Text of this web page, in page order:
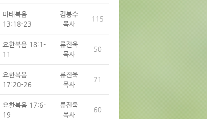
마태복음
13:18-23
김봉수
목사
115
요한복음 18:1-
11
류진욱
목사
50
요한복음
17:20-26
류진욱
목사
71
요한복음 17:6-
19
류진욱
목사
60